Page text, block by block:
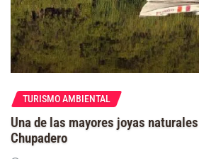
TURISMO AMBIENTAL
Una de las mayores joyas
Chupadero